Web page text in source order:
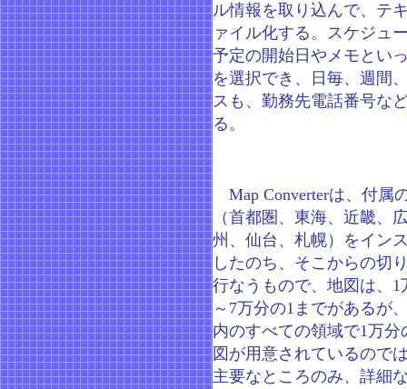
ル情報を取り込んで、テ
ァイル化する。スケジュ
予定の開始日やメモとい
を選択でき、日毎、週間
スも、勤務先電話番号な
る。
Map Converterは、付属
（首都圏、東海、近畿、
州、仙台、札幌）をイン
したのち、そこからの切
行なうもので、地図は、1
～7万分の1までがあるが
内のすべての領域で1万分
図が用意されているので
主要なところのみ、詳細